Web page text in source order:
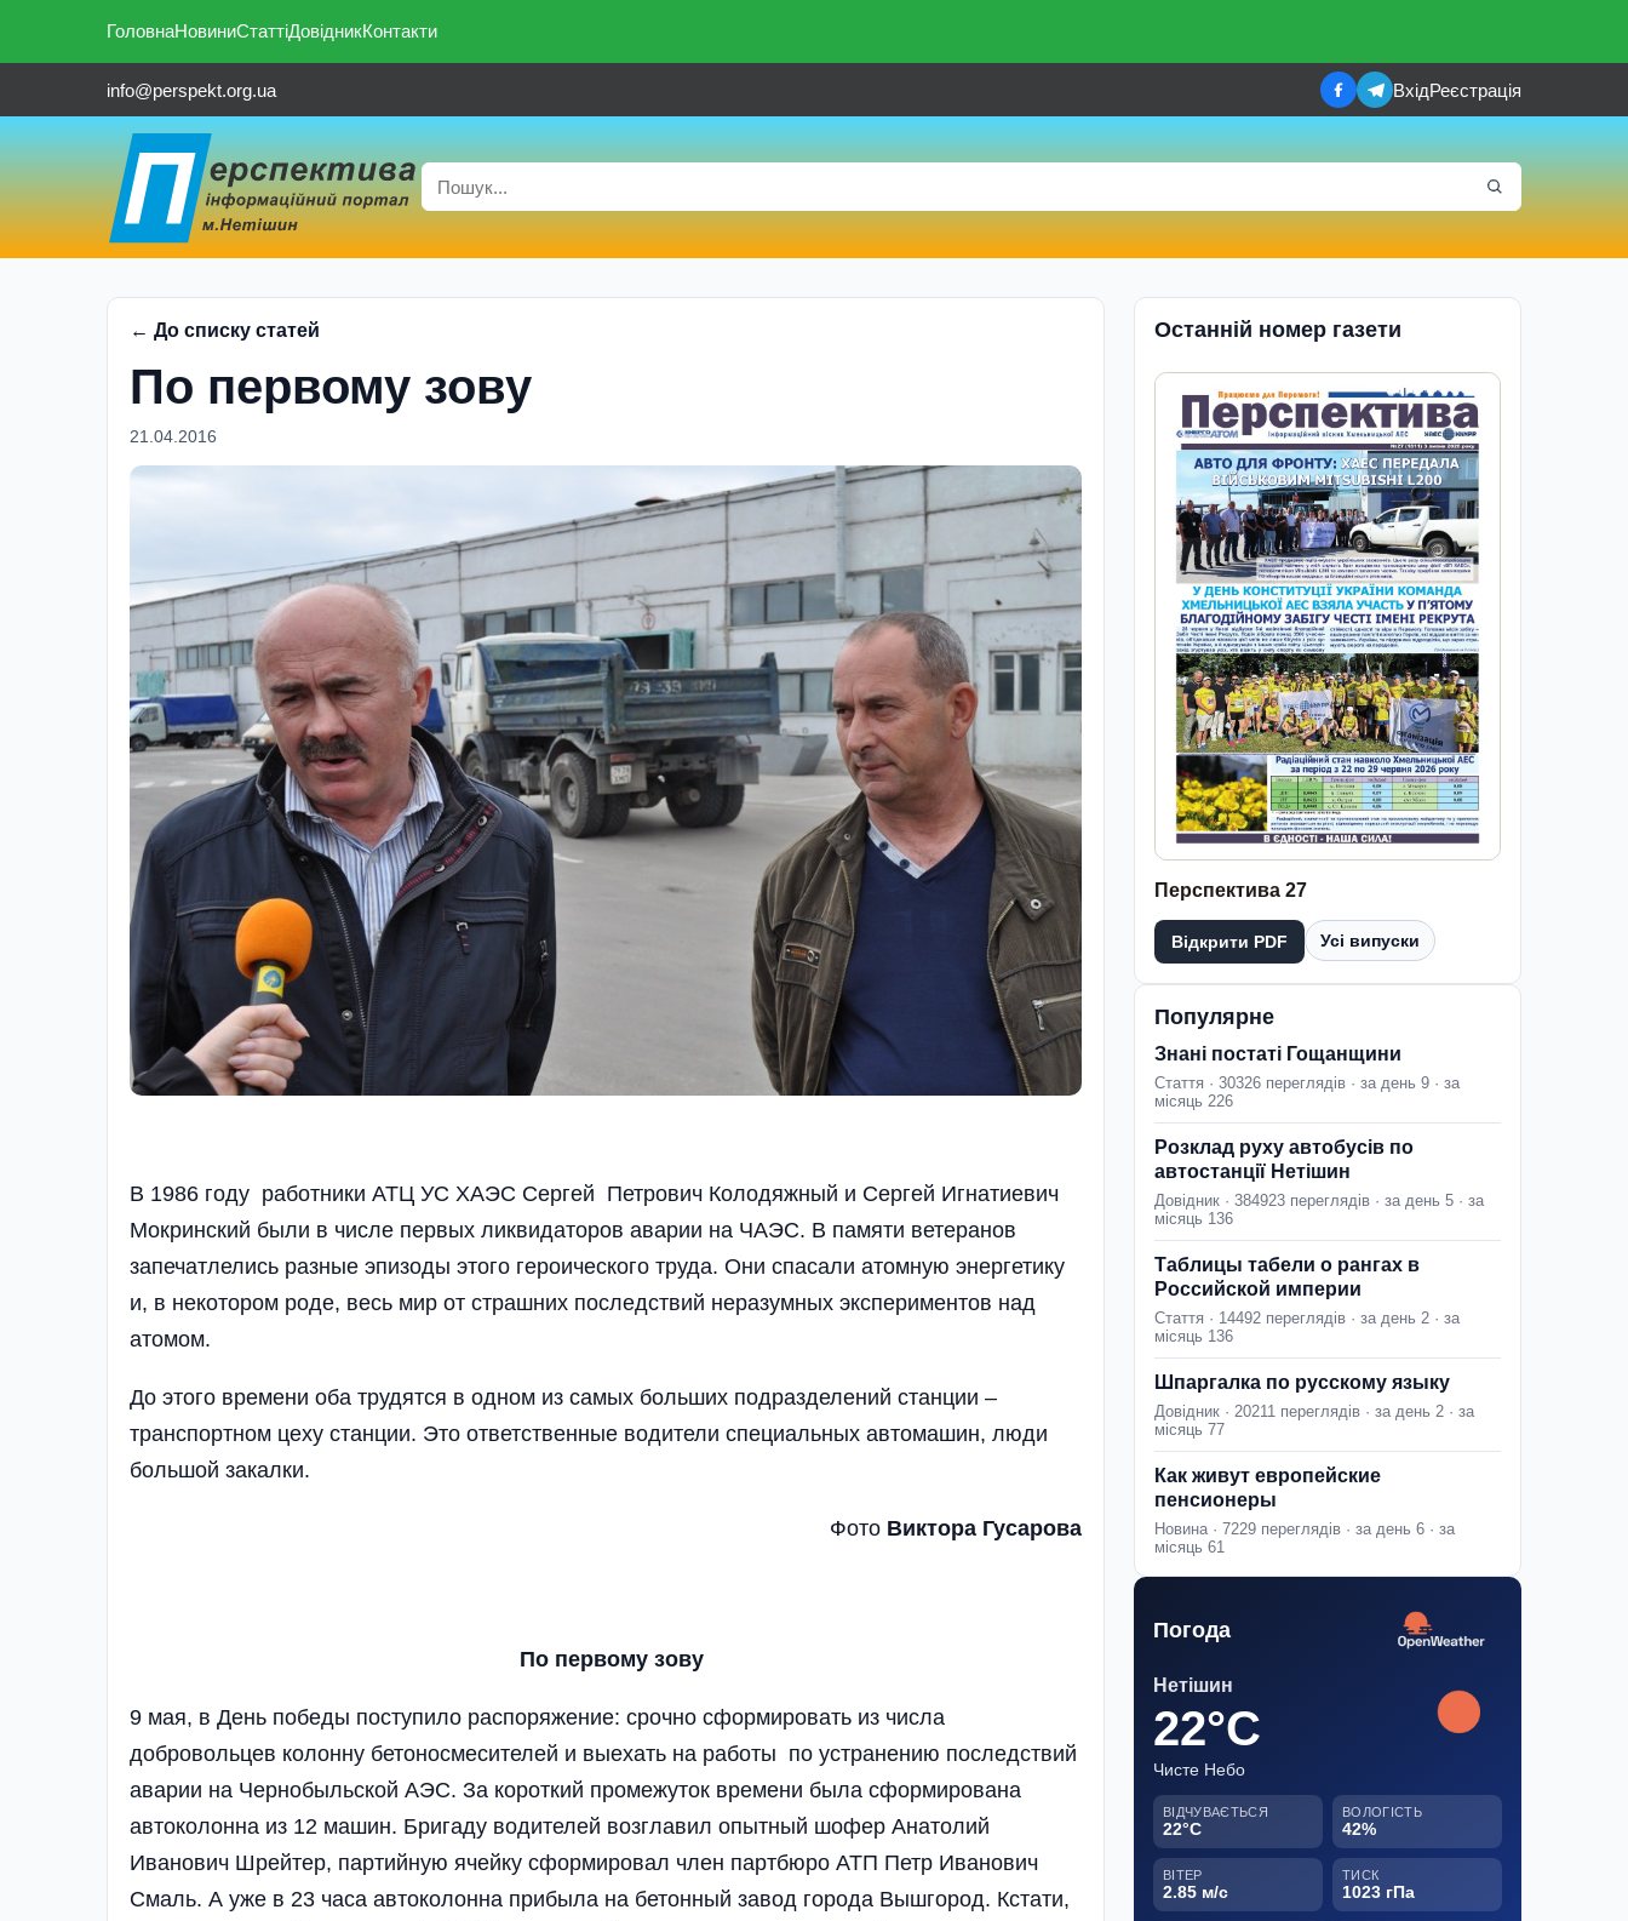
ГоловнаНовиниСтаттіДовідникКонтакти
info@perspekt.org.ua ВхідРеєстрація
← До списку статей
По первому зову
21.04.2016
В 1986 году работники АТЦ УС ХАЭС Сергей Петрович Колодяжный и Сергей Игнатиевич
Мокринский были в числе первых ликвидаторов аварии на ЧАЭС. В памяти ветеранов
запечатлелись разные эпизоды этого героического труда. Они спасали атомную энергетику
и, в некотором роде, весь мир от страшних последствий неразумных экспериментов над
атомом.
До этого времени оба трудятся в одном из самых больших подразделений станции –
транспортном цеху станции. Это ответственные водители специальных автомашин, люди
большой закалки.
Фото Виктора Гусарова
По первому зову
9 мая, в День победы поступило распоряжение: срочно сформировать из числа
добровольцев колонну бетоносмесителей и выехать на работы по устранению последствий
аварии на Чернобыльской АЭС. За короткий промежуток времени была сформирована
автоколонна из 12 машин. Бригаду водителей возглавил опытный шофер Анатолий
Иванович Шрейтер, партийную ячейку сформировал член партбюро АТП Петр Иванович
Смаль. А уже в 23 часа автоколонна прибыла на бетонный завод города Вышгород. Кстати,
Останній номер газети
Перспектива 27
Відкрити PDF Усі випуски
Популярне
Знані постаті Гощанщини
Стаття · 30326 переглядів · за день 9 · за
місяць 226
Розклад руху автобусів по
автостанції Нетішин
Довідник · 384923 переглядів · за день 5 · за
місяць 136
Таблицы табели о рангах в
Российской империи
Стаття · 14492 переглядів · за день 2 · за
місяць 136
Шпаргалка по русскому языку
Довідник · 20211 переглядів · за день 2 · за
місяць 77
Как живут европейские
пенсионеры
Новина · 7229 переглядів · за день 6 · за
місяць 61
Погода
Нетішин
22°C
Чисте Небо
ВІДЧУВАЄТЬСЯ
22°C
ВОЛОГІСТЬ
42%
ВІТЕР
2.85 м/с
ТИСК
1023 гПа